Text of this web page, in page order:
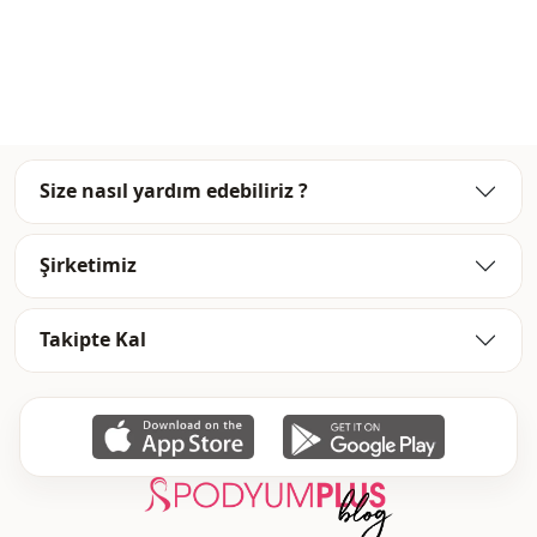
Size nasıl yardım edebiliriz ?
Şirketimiz
Takipte Kal